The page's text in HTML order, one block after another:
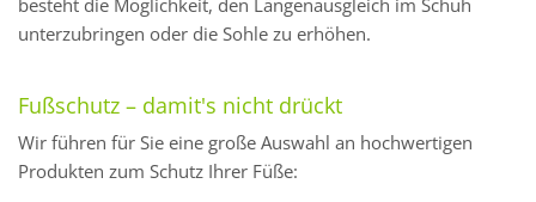
unterzubringen oder die Sohle zu erhöhen.
Fußschutz – damit's nicht drückt
Wir führen für Sie eine große Auswahl an hochwertigen
Produkten zum Schutz Ihrer Füße: